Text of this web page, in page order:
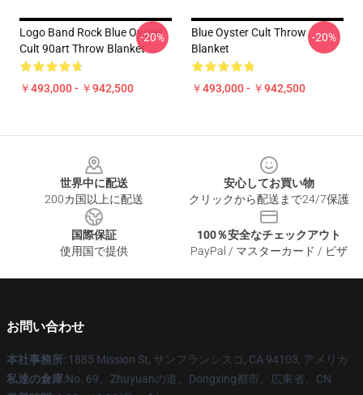
Logo Band Rock Blue Oyster
Cult 90art Throw Blanket
￥493,000 - ￥942,500
-20%
Blue Oyster Cult Throw
Blanket
￥493,000 - ￥942,500
-20%
世界中に配送
200カ国以上に配送
安心してお買い物
クリックから配送まで24/7保護
国際保証
使用国で提供
100％安全なチェックアウト
PayPal / マスターカード / ビザ
お問い合わせ
本社事務所: 1885 Mission St, サンフランシスコ, CA 94103, アメリカ
私達の倉庫:No. 69、Zhuyuanの道、Dongxing都市、広東省、CN